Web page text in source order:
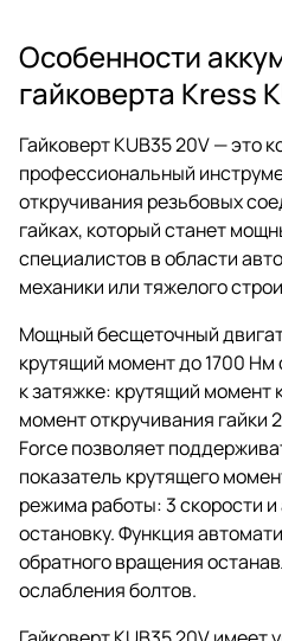
Особенности
гайковерта Kress
Гайковерт KUB35 20V — это
профессиональный
откручивания резьбовых
гайках, который станет
специалистов в области
механики или тяжелого
Мощный бесщеточный
крутящий момент до 1700
к затяжке: крутящий момент
момент откручивания гайки
Force позволяет
показатель крутящего
режима работы: 3 скорости
остановку. Функция
обратного вращения
ослабления болтов.